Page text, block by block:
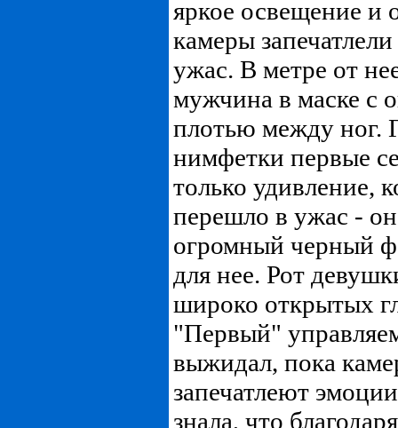
яркое освещение и
камеры
ужас. В метре от
мужчина в маске с
плотью между ног.
нимфетки первые
только удивление,
перешло в ужас -
огромный черный
для нее. Рот
широко открытых
"Первый"
выжидал, пока
запечатлеют
знала, что